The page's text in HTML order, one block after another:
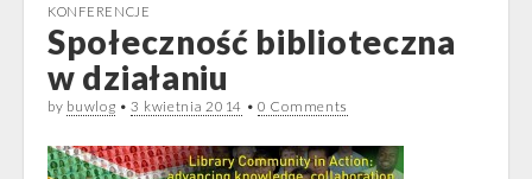
KONFERENCJE
Społeczność biblioteczna
w działaniu
by buwlog •3 kwietnia 2014 •0 Comments